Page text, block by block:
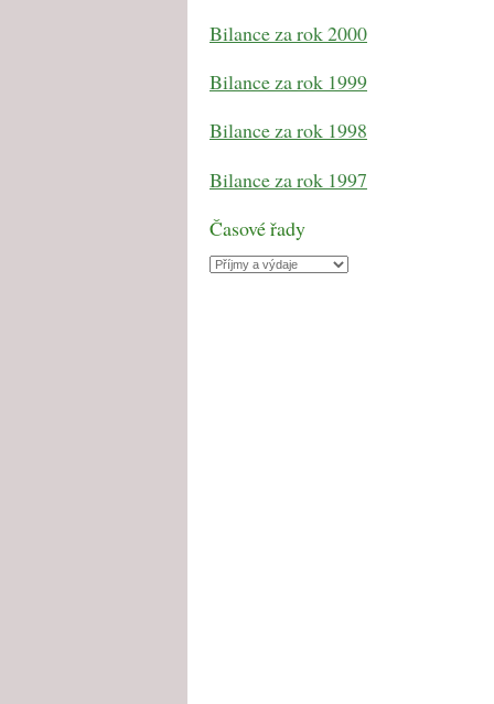
Bilance za rok 2000
Bilance za rok 1999
Bilance za rok 1998
Bilance za rok 1997
Časové řady